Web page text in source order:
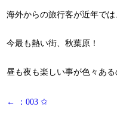
海外からの旅行客が近年では
今最も熱い街、秋葉原！
昼も夜も楽しい事が色々あ
投
← ：003 ✩